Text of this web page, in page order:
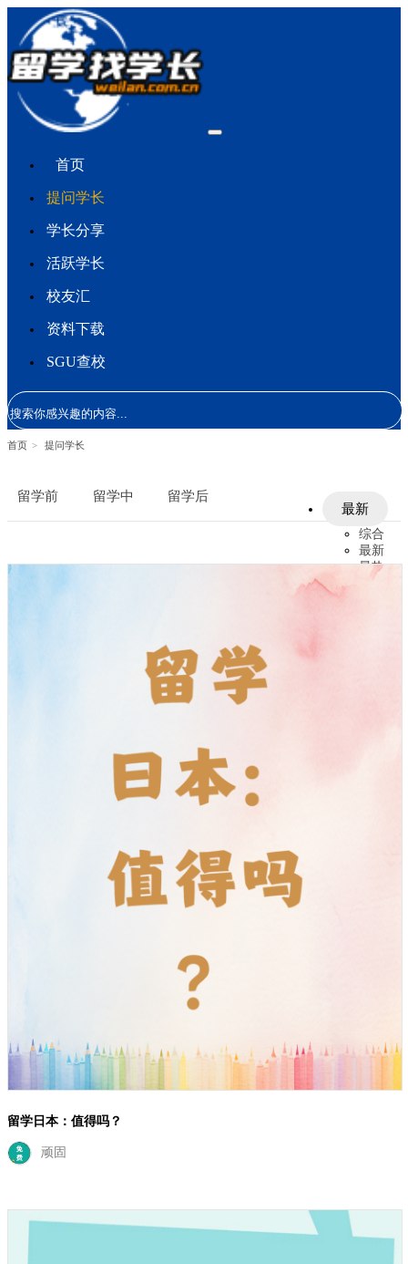
首页
提问学长
学长分享
活跃学长
校友汇
资料下载
SGU查校
首页 > 提问学长
留学前 留学中
留学后
最新
综合
最新
最热
留学日本：值得吗？
顽固